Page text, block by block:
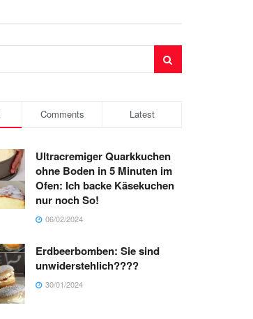
Comments Latest
Ultracremiger Quarkkuchen
ohne Boden in 5 Minuten im
Ofen: Ich backe Käsekuchen
nur noch So!
06/02/2024
Erdbeerbomben: Sie sind
unwiderstehlich????
30/01/2024